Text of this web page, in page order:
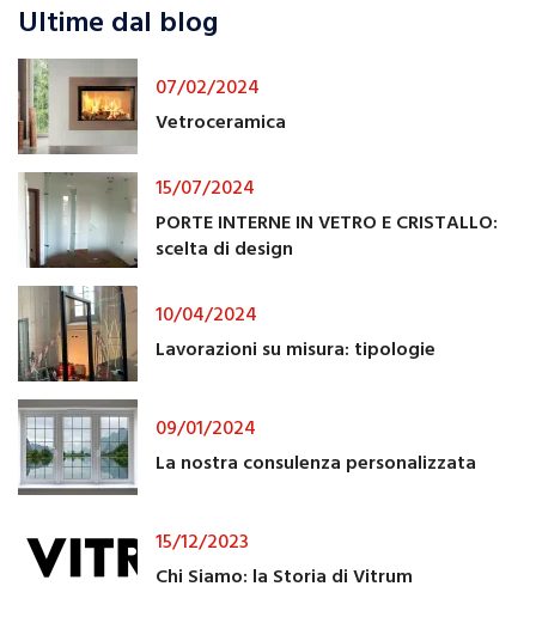
Ultime dal blog
07/02/2024
Vetroceramica
15/07/2024
PORTE INTERNE IN VETRO E CRISTALLO:
scelta di design
10/04/2024
Lavorazioni su misura: tipologie
09/01/2024
La nostra consulenza personalizzata
15/12/2023
Chi Siamo: la Storia di Vitrum